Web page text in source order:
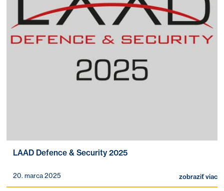
LAAD Defence & Security 2025
20. marca 2025 zobraziť viac